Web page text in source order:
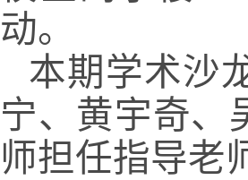
动。
本期学术沙
宁、黄宇奇、
师担任指导老